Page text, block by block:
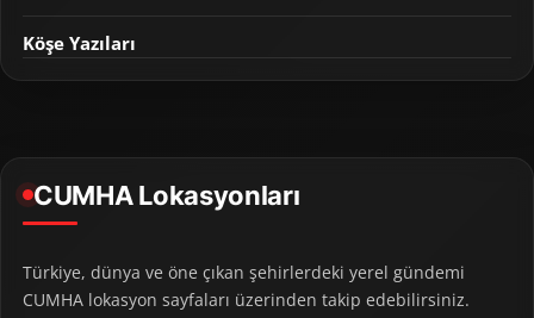
Köşe Yazıları
CUMHA Lokasyonları
Türkiye, dünya ve öne çıkan şehirlerdeki yerel gündemi
CUMHA lokasyon sayfaları üzerinden takip edebilirsiniz.